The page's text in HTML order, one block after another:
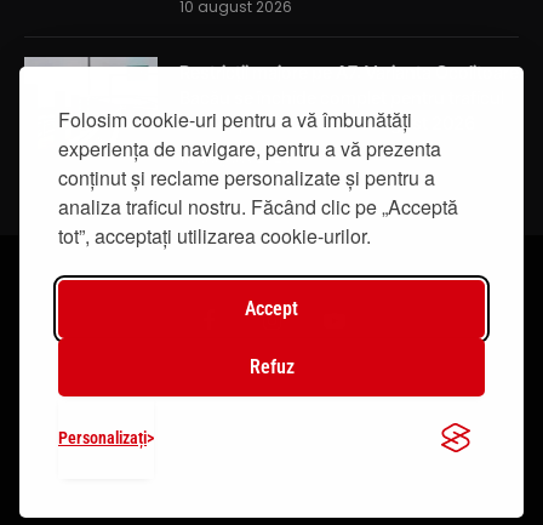
Folosim cookie-uri pentru a vă îmbunătăți
experiența de navigare, pentru a vă prezenta
conținut și reclame personalizate și pentru a
analiza traficul nostru. Făcând clic pe „Acceptă
tot”, acceptați utilizarea cookie-urilor.
Accept
Refuz
Personalizați
10 august 2026
Restricții majore pe A7: Varianta Ocolitoare
auto în perioada 17 – 31 august 2026
10 august 2026
© 2019 - IasiTV Life. Toate drepturile rezervate.